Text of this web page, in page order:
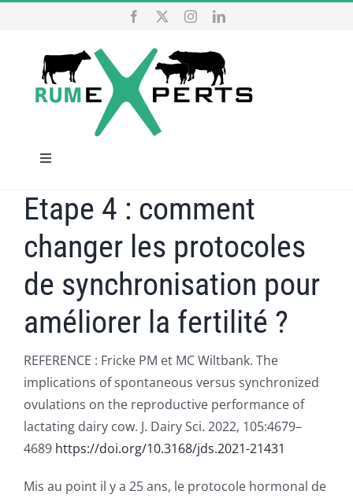
contenu
Navigation
bascule
ACCUEIL
NOS SERVICES
QUI SOMMES NOUS
PUBLICATIONS
CAPSULES
CONTACT
Etape 4 : comment
changer les protocoles
de synchronisation pour
améliorer la fertilité ?
REFERENCE : Fricke PM et MC Wiltbank. The
implications of spontaneous versus synchronized
ovulations on the reproductive performance of
lactating dairy cow. J. Dairy Sci. 2022, 105:4679–
4689 https://doi.org/10.3168/jds.2021-21431
Mis au point il y a 25 ans, le protocole hormonal de